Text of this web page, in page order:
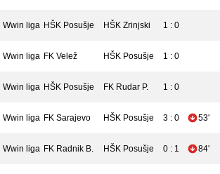
Wwin liga HŠK Posušje HŠK Zrinjski 1 : 0
Wwin liga FK Velež HŠK Posušje 1 : 0
Wwin liga HŠK Posušje FK Rudar P. 1 : 0
Wwin liga FK Sarajevo HŠK Posušje 3 : 0 53'
Wwin liga FK Radnik B. HŠK Posušje 0 : 1 84'